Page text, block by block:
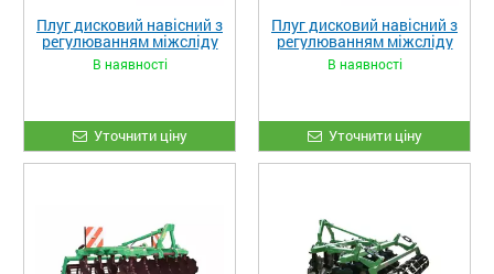
Плуг дисковий навісний з
регулюванням міжсліду
PDM 3 (1)
В наявності
Уточнити ціну
Плуг дисковий навісний з
регулюванням міжсліду
PDM 2.5 (2)
В наявності
Уточнити ціну